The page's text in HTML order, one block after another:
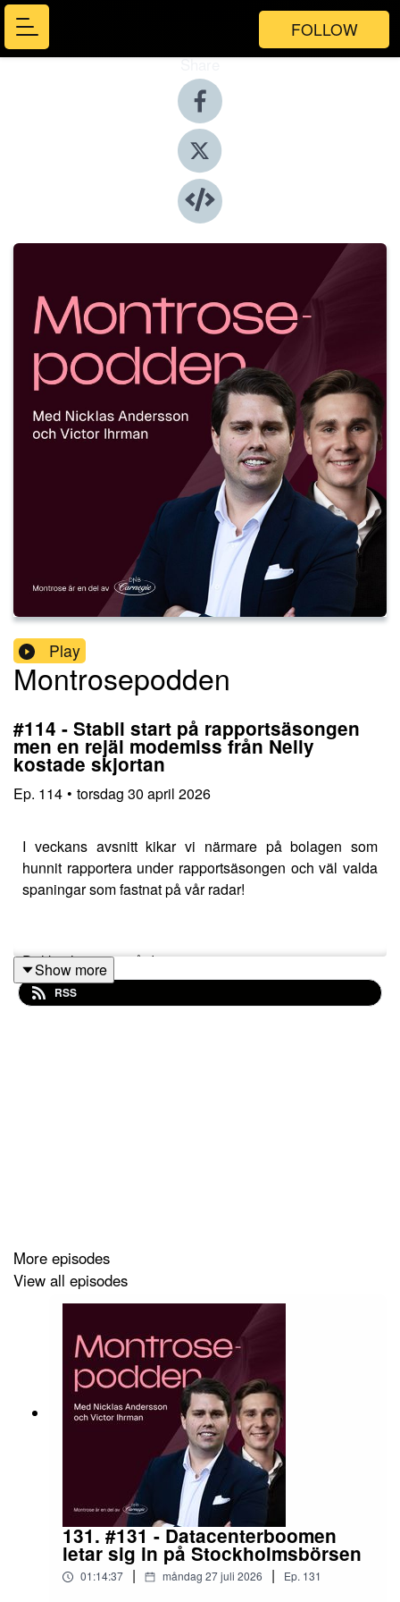
FOLLOW
Share
Play
Montrosepodden
#114 - Stabil start på rapportsäsongen
men en rejäl modemiss från Nelly
kostade skjortan
Ep. 114 • torsdag 30 april 2026
I veckans avsnitt kikar vi närmare på bolagen som
hunnit rapportera under rapportsäsongen och väl valda
spaningar som fastnat på vår radar!
Delikat lyssning på dig,
Nicklas & Victor
Show more
RSS
More episodes
View all episodes
131. #131 - Datacenterboomen
letar sig in på Stockholmsbörsen
01:14:37 | måndag 27 juli 2026 | Ep. 131